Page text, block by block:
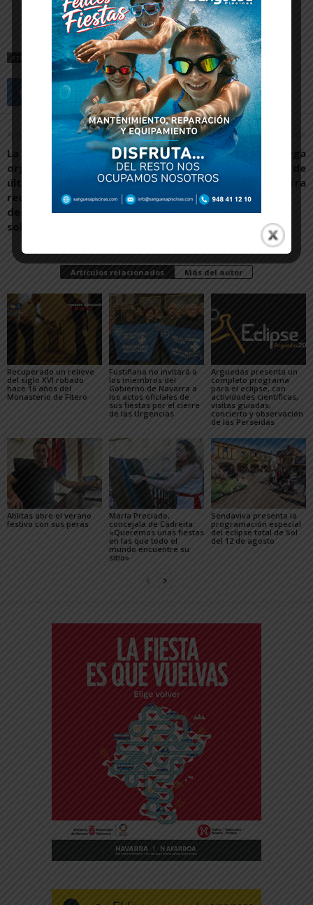
CADREITA
Artículo anterior
La localidad ribera
organiza siete actos en los
últimos meses para
recaudar fondos
destinados a causas
solidarias
Artículo siguiente
Aceites Sandúa entrega
660 L de aceite al Banco de
Alimentos de Navarra
Artículos relacionados Más del autor
Recuperado un relieve
del siglo XVI robado
hace 16 años del
Monasterio de Fitero
Fustiñana no invitará a
los miembros del
Gobierno de Navarra a
los actos oficiales de
sus fiestas por el cierre
de las Urgencias
Arguedas presenta un
completo programa
para el eclipse, con
actividades científicas,
visitas guiadas,
concierto y observación
de las Perseidas
Ablitas abre el verano
festivo con sus peras
María Preciado,
concejala de Cadreita:
«Queremos unas fiestas
en las que todo el
mundo encuentre su
sitio»
Sendaviva presenta la
programación especial
del eclipse total de Sol
del 12 de agosto